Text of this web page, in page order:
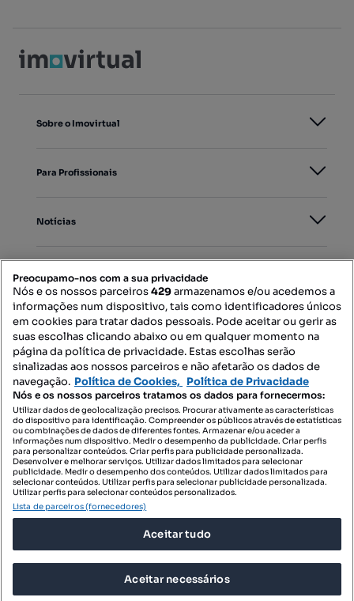
Sobre o Imovirtual
Para Profissionais
Notícias
Mapa do Site
Contacte-nos
SIGA-NOS:
DESCARREGAR NA:
© 2026 Imovirtual.com, OLX Portugal, S.A.
Preocupamo-nos com a sua privacidade
Nós e os nossos parceiros429armazenamos e/ou acedemos a
informações num dispositivo, tais como identificadores únicos
em cookies para tratar dados pessoais. Pode aceitar ou gerir as
suas escolhas clicando abaixo ou em qualquer momento na
página da política de privacidade. Estas escolhas serão
sinalizadas aos nossos parceiros e não afetarão os dados de
navegação. Política de Cookies, Política de Privacidade
Nós e os nossos parceiros tratamos os dados para fornecermos:
Utilizar dados de geolocalização precisos. Procurar ativamente as características
do dispositivo para identificação. Compreender os públicos através de estatísticas
ou combinações de dados de diferentes fontes. Armazenar e/ou aceder a
informações num dispositivo. Medir o desempenho da publicidade. Criar perfis
para personalizar conteúdos. Criar perfis para publicidade personalizada.
Desenvolver e melhorar serviços. Utilizar dados limitados para selecionar
publicidade. Medir o desempenho dos conteúdos. Utilizar dados limitados para
selecionar conteúdos. Utilizar perfis para selecionar publicidade personalizada.
Utilizar perfis para selecionar conteúdos personalizados.
Lista de parceiros (fornecedores)
Aceitar tudo
Aceitar necessários